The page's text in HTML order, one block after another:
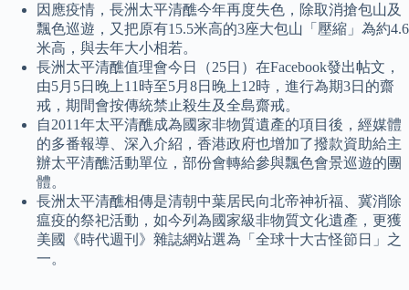
因應疫情，長洲太平清醮今年再度失色，除取消搶包山及
飄色巡遊，又把原有15.5米高的3座大包山「壓縮」為約4.6
米高，與去年大小相若。
長洲太平清醮值理會今日（25日）在Facebook發出帖文，
由5月5日晚上11時至5月8日晚上12時，進行為期3日的齋
戒，期間會按傳統禁止殺生及全島齋戒。
自2011年太平清醮成為國家非物質遺產的項目後，經媒體
的多番報導、深入介紹，香港政府也增加了撥款資助給主
辦太平清醮活動單位，部份會轉給參與飄色會景巡遊的團
體。
長洲太平清醮相傳是清朝中葉居民向北帝神祈福、冀消除
瘟疫的祭祀活動，如今列為國家級非物質文化遺產，更獲
美國《時代週刊》雜誌網站選為「全球十大古怪節日」之
一。